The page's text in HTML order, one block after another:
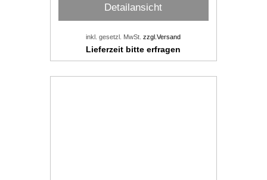
Detailansicht
inkl. gesetzl. MwSt.zzgl.Versand
Lieferzeit bitte erfragen